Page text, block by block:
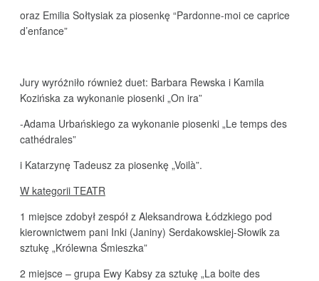
oraz Emilia Sołtysiak za piosenkę “Pardonne-moi ce caprice
d’enfance”
Jury wyróżniło również duet: Barbara Rewska i Kamila
Kozińska za wykonanie piosenki „On ira”
-Adama Urbańskiego za wykonanie piosenki „Le temps des
cathédrales”
i Katarzynę Tadeusz za piosenkę „Voilà”.
W kategorii TEATR
1 miejsce zdobył zespół z Aleksandrowa Łódzkiego pod
kierownictwem pani Inki (Janiny) Serdakowskiej-Słowik za
sztukę „Królewna Śmieszka”
2 miejsce – grupa Ewy Kabsy za sztukę „La boite des